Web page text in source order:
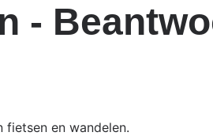
-
en wandelen.